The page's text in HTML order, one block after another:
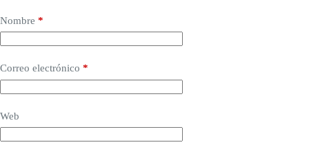
Nombre *
Correo electrónico *
Web